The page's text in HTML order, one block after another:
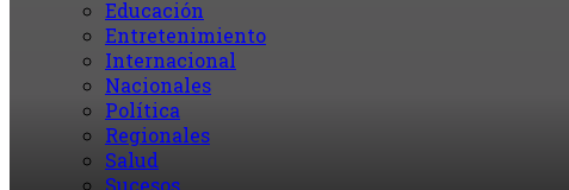
Educación
Entretenimiento
Internacional
Nacionales
Política
Regionales
Salud
Sucesos